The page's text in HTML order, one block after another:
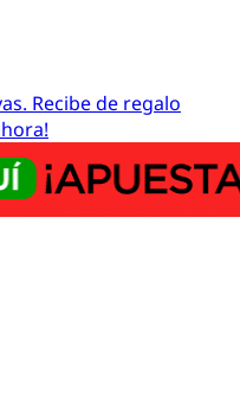
Recibe de regalo